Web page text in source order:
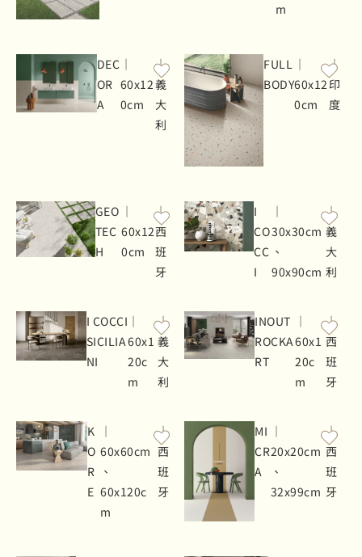
m
DEC
OR
A
｜
60x12
0cm
｜
義
大
利
FULL
BODY
｜
60x12
0cm
｜
印
度
GEO
TEC
H
｜
60x12
0cm
｜
西
班
牙
I
CO
CC
I
｜
30x30cm
、
90x90cm
｜
義
大
利
I COCCI
SICILIA
NI
｜
60x1
20c
m
｜
義
大
利
INOUT
ROCKA
RT
｜
60x1
20c
m
｜
西
班
牙
K
O
R
E
｜
60x60cm
、
60x120c
m
｜
西
班
牙
MI
CR
A
｜
20x20cm
、
32x99cm
｜
西
班
牙